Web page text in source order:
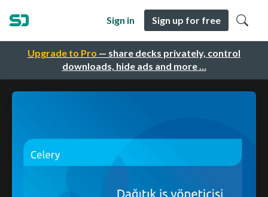
Upgrade to Pro — share decks privately, control
downloads, hide ads and more …
Sign in Sign up for free